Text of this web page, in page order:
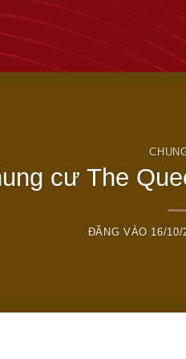
cư The
ĐĂNG VÀO 16/10/